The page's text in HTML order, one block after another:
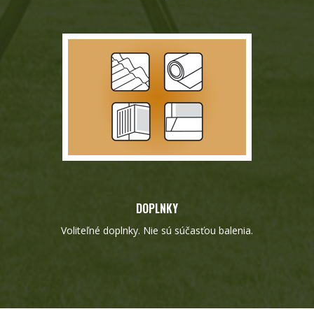
DOPLNKY
Voliteľné doplnky. Nie sú súčasťou balenia.